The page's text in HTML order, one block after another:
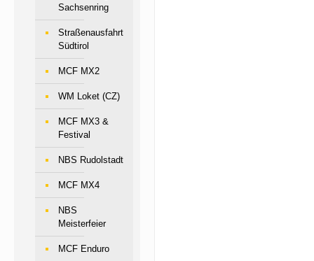
Sachsenring
Straßenausfahrt
Südtirol
MCF MX2
WM Loket (CZ)
MCF MX3 &
Festival
NBS Rudolstadt
MCF MX4
NBS
Meisterfeier
MCF Enduro